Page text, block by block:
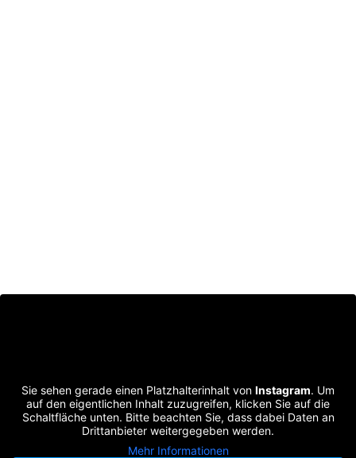
Sie sehen gerade einen Platzhalterinhalt von Instagram. Um
auf den eigentlichen Inhalt zuzugreifen, klicken Sie auf die
Schaltfläche unten. Bitte beachten Sie, dass dabei Daten an
Drittanbieter weitergegeben werden.
Mehr Informationen